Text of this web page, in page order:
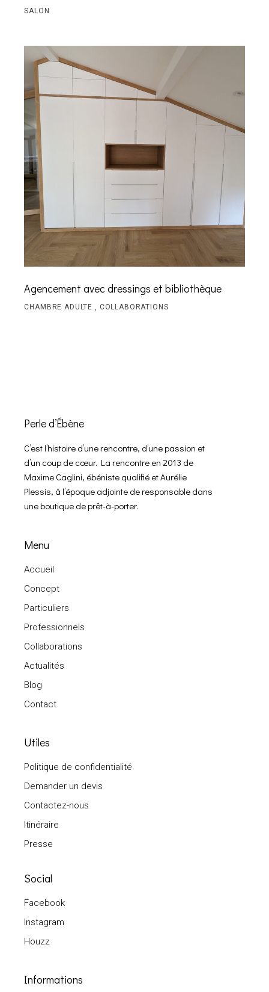
SALON
Agencement avec dressings et bibliothèque
CHAMBRE ADULTE COLLABORATIONS
Perle d’Ébène
C’est l’histoire d’une rencontre, d’une passion et
d’un coup de cœur. La rencontre en 2013 de
Maxime Caglini, ébéniste qualifié et Aurélie
Plessis, à l’époque adjointe de responsable dans
une boutique de prêt-à-porter.
Menu
Accueil
Concept
Particuliers
Professionnels
Collaborations
Actualités
Blog
Contact
Utiles
Politique de confidentialité
Demander un devis
Contactez-nous
Itinéraire
Presse
Social
Facebook
Instagram
Houzz
Informations